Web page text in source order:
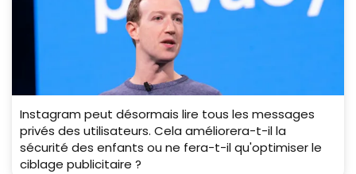
Instagram peut désormais lire tous les messages
privés des utilisateurs. Cela améliorera-t-il la
sécurité des enfants ou ne fera-t-il qu'optimiser le
ciblage publicitaire ?